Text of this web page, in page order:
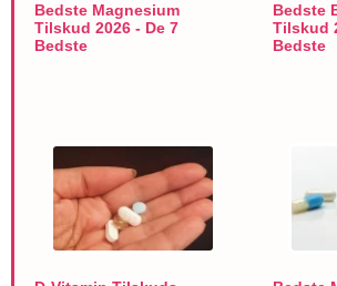
Bedste Magnesium
Tilskud 2026 - De 7
Bedste
Bedste
Tilskud
Bedste